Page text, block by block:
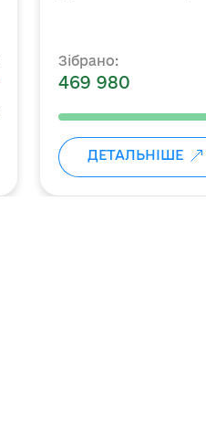
Зібрано:
469 980
ДЕТАЛЬНІШЕ